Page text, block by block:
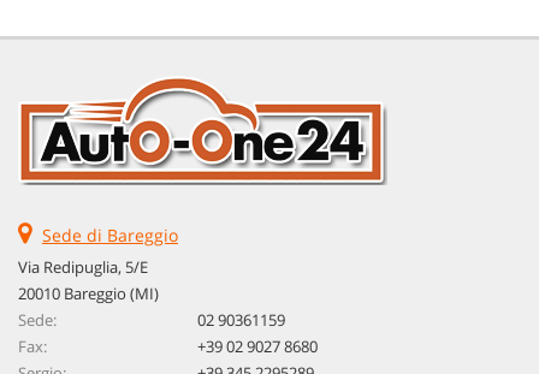
Sede di Bareggio
Via Redipuglia, 5/E
20010 Bareggio (MI)
Sede:
02 90361159
Fax:
+39 02 9027 8680